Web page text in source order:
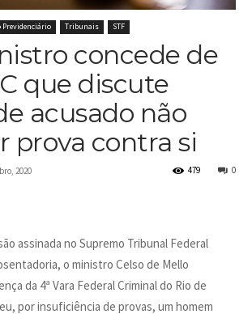
Previdenciário Tribunais STF
concede de
que discute
acusado não
prova contra si
2020 0
479
assinada no Supremo Tribunal Federal
o ministro Celso de Mello
da 4ª Vara Federal Criminal do Rio de
por insuficiência de provas, um homem